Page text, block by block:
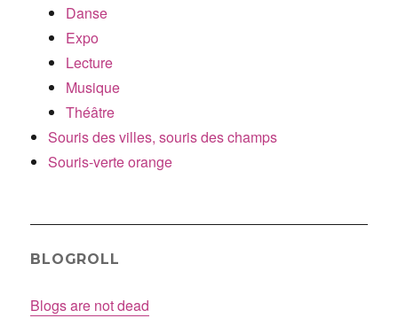
Danse
Expo
Lecture
Musique
Théâtre
Souris des villes, souris des champs
Souris-verte orange
BLOGROLL
Blogs are not dead